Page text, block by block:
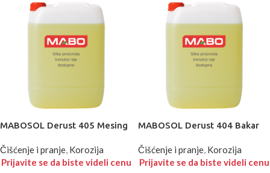
MABOSOL Derust 405 Mesing
Čišćenje i pranje, Korozija
Prijavite se da biste videli cenu
MABOSOL Derust 404 Bakar
Čišćenje i pranje, Korozija
Prijavite se da biste videli cenu